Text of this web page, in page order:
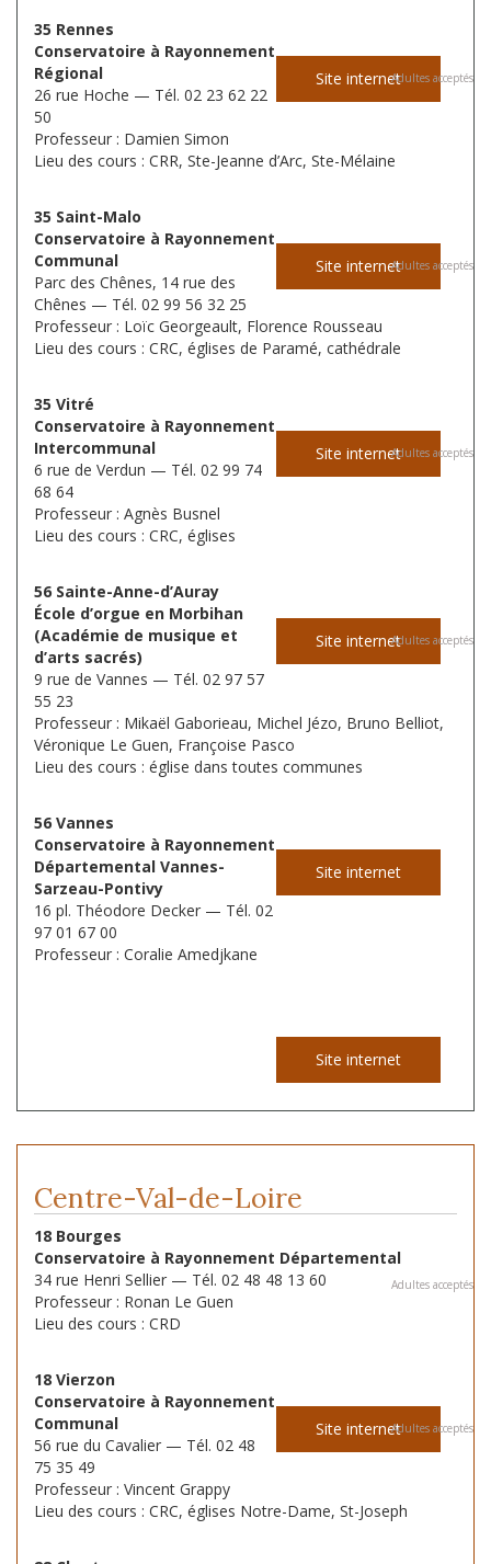
Site internet
35 Rennes
Conservatoire à Rayonnement
Régional
26 rue Hoche — Tél. 02 23 62 22
50
Professeur : Damien Simon
Lieu des cours : CRR, Ste-Jeanne d’Arc, Ste-Mélaine
Adultes acceptés
Site internet
35 Saint-Malo
Conservatoire à Rayonnement
Communal
Parc des Chênes, 14 rue des
Chênes — Tél. 02 99 56 32 25
Professeur : Loïc Georgeault, Florence Rousseau
Lieu des cours : CRC, églises de Paramé, cathédrale
Adultes acceptés
Site internet
35 Vitré
Conservatoire à Rayonnement
Intercommunal
6 rue de Verdun — Tél. 02 99 74
68 64
Professeur : Agnès Busnel
Lieu des cours : CRC, églises
Adultes acceptés
Site internet
56 Sainte-Anne-d’Auray
École d’orgue en Morbihan
(Académie de musique et
d’arts sacrés)
9 rue de Vannes — Tél. 02 97 57
55 23
Professeur : Mikaël Gaborieau, Michel Jézo, Bruno Belliot,
Véronique Le Guen, Françoise Pasco
Lieu des cours : église dans toutes communes
Adultes acceptés
Site internet
56 Vannes
Conservatoire à Rayonnement
Départemental Vannes-
Sarzeau-Pontivy
16 pl. Théodore Decker — Tél. 02
97 01 67 00
Professeur : Coralie Amedjkane
Site internet
Centre-Val-de-Loire
18 Bourges
Conservatoire à Rayonnement Départemental
34 rue Henri Sellier — Tél. 02 48 48 13 60
Professeur : Ronan Le Guen
Lieu des cours : CRD
Adultes acceptés
Site internet
18 Vierzon
Conservatoire à Rayonnement
Communal
56 rue du Cavalier — Tél. 02 48
75 35 49
Professeur : Vincent Grappy
Lieu des cours : CRC, églises Notre-Dame, St-Joseph
Adultes acceptés